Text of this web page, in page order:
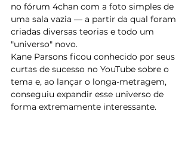
no fórum 4chan com a foto simples de
uma sala vazia — a partir da qual foram
criadas diversas teorias e todo um
"universo" novo.
​Kane Parsons ficou conhecido por seus
curtas de sucesso no YouTube sobre o
tema e, ao lançar o longa-metragem,
conseguiu expandir esse universo de
forma extremamente interessante.